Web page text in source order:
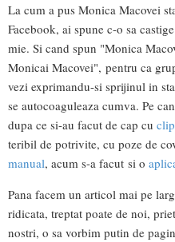
La cum a pus Monica Macovei
Facebook, ai spune c-o sa
mie. Si cand spun "Monica
Monicai Macovei", pentru ca
vezi exprimandu-si sprijinul in
se autocoaguleaza cumva. Pe
dupa ce si-au facut de cap cu
teribil de potrivite, cu poze de
manual, acum s-a facut si o
Pana facem un articol mai pe
ridicata, treptat poate de noi,
nostri, o sa vorbim putin de